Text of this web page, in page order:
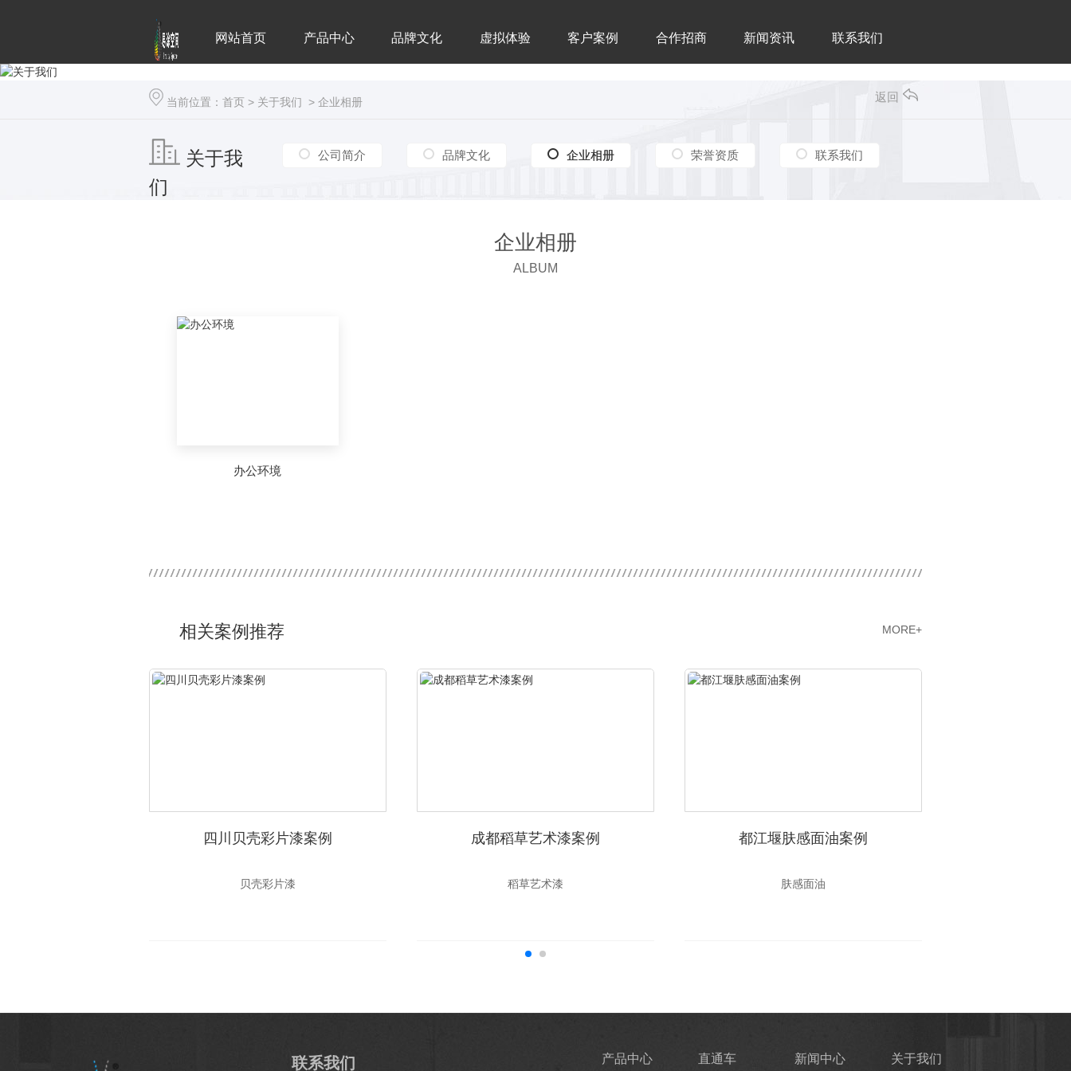
网站首页 产品中心 品牌文化 虚拟体验 客户案例 合作招商 新闻资讯 联系我们
当前位置： 首页 > 关于我们 > 企业相册 返回
关于我
们
公司简介 品牌文化 企业相册
企业相册 荣誉资质 联系我们
企业相册
ALBUM
办公环境
相关案例推荐 MORE+
四川贝壳彩片漆案例
贝壳彩片漆
成都稻草艺术漆案例
稻草艺术漆
都江堰肤感面油案例
肤感面油
联系我们 产品中心 直通车 新闻中心 关于我们